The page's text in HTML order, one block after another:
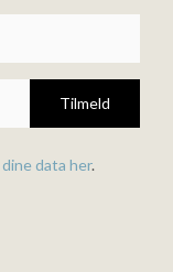
Tilmeld
dine data her.